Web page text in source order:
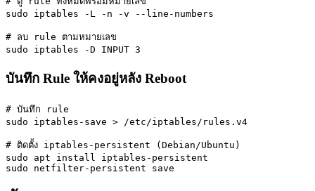
sudo iptables -L -n -v --line-numbers
# ลบ rule ตามหมายเลข
sudo iptables -D INPUT 3
บันทึก Rule ให้คงอยู่หลัง Reboot
# บันทึก rule
sudo iptables-save > /etc/iptables/rules.v4
# ติดตั้ง iptables-persistent (Debian/Ubuntu)
sudo apt install iptables-persistent
sudo netfilter-persistent save